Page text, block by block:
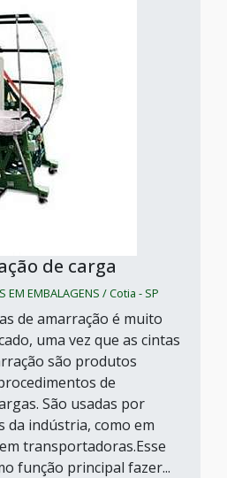
de carga
EM EMBALAGENS / Cotia - SP
de amarração é muito
uma vez que as cintas
são produtos
de
São usadas por
da indústria, como em
transportadoras.Esse
função principal fazer...